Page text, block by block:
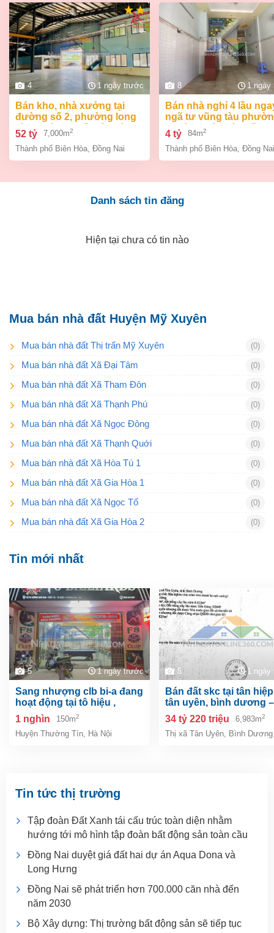
4 1 ngày trước
bán kho, nhà xưởng tại
đường số 2, phường long
bình, thành phố biên hòa,
đồng nai giá 52 tỷ
52 tỷ 7,000m2
Thành phố Biên Hòa Đồng Nai
8 1
bán nhà nghỉ 4 lầu ngay
ngã tư vũng tàu
an bình biên hòa đồng
giá chỉ 4 tỷ
4 tỷ 84m2
Thành phố Biên Hòa Đồng Nai
Danh sách tin đăng
Hiện tại chưa có tin nào
Mua bán nhà đất Huyện Mỹ Xuyên
Mua bán nhà đất Thị trấn Mỹ Xuyên (0)
Mua bán nhà đất Xã Đại Tâm (0)
Mua bán nhà đất Xã Tham Đôn (0)
Mua bán nhà đất Xã Thạnh Phú (0)
Mua bán nhà đất Xã Ngọc Đông (0)
Mua bán nhà đất Xã Thạnh Quới (0)
Mua bán nhà đất Xã Hòa Tú 1 (0)
Mua bán nhà đất Xã Gia Hòa 1 (0)
Mua bán nhà đất Xã Ngọc Tố (0)
Mua bán nhà đất Xã Gia Hòa 2 (0)
Tin mới nhất
5 1 ngày trước
sang nhượng clb bi-a đang
hoạt động tại tô hiệu ,
thường tín, hà nội
1 nghìn 150m2
Huyện Thường Tín, Hà Nội
5 1
bán đất skc tại tân hiệp, tp.
tân uyên, bình dương –
6.983m²
34 tỷ 220 triệu 6,983m2
Thị xã Tân Uyên, Bình Dương
Tin tức thị trường
Tập đoàn Đất Xanh tái cấu trúc toàn diện nhằm
hướng tới mô hình tập đoàn bất động sản toàn cầu
Đồng Nai duyệt giá đất hai dự án Aqua Dona và
Long Hưng
Đồng Nai sẽ phát triển hơn 700.000 căn nhà đến
năm 2030
Bộ Xây dựng: Thị trường bất động sản sẽ tiếp tục